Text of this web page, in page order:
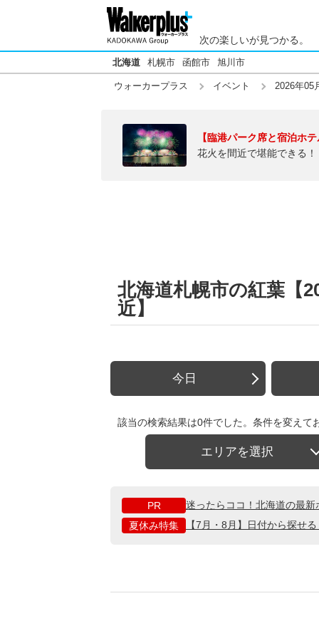
次の楽しいが見つかる。
北海道 札幌市 函館市 旭川市
ウォーカープラス イベント 2026年05
【臨港パーク席と宿泊ホ
花火を間近で堪能できる
北海道札幌市の紅葉【
近】
今日
該当の検索結果は0件でした。条件を変えて
エリアを選択
PR
迷ったらココ！北海道の最
夏休み特集
【7月・8月】日付から探せ